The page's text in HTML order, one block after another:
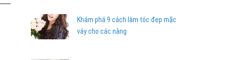
Khám phá 9 cách làm tóc đẹp mặc
váy cho các nàng